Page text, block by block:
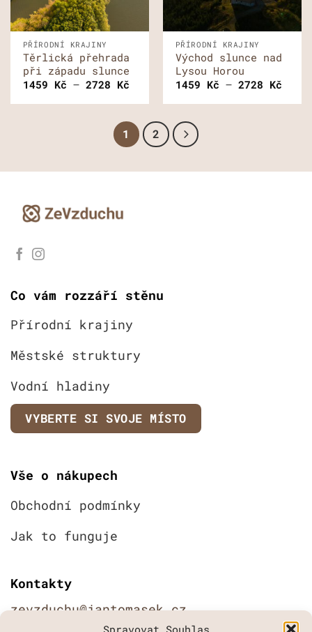
Spravovat Souhlas
PŘÍRODNÍ KRAJINY
Těrlická přehrada
při západu slunce
1459 Kč – 2728 KčRozpětí
1459 Kč
2728 Kč
PŘÍRODNÍ KRAJINY
Východ slunce nad
Lysou Horou
1459 Kč – 2728 Kč
1459
1 2
Co vám rozzáří stěnu
Přírodní krajiny
Městské struktury
Vodní hladiny
VYBERTE SI SVOJE MÍSTO
Vše o nákupech
Obchodní podmínky
Jak to funguje
Kontakty
zevzduchu@jantomasek.cz